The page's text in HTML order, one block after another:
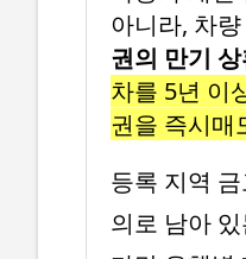
아니라, 차
권의 만기
차를 5년 이
권을 즉시매
등록 지역
의로 남아